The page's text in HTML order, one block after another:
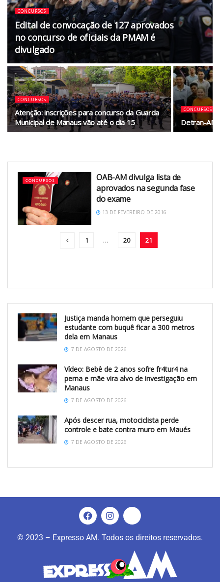
CONCURSOS
Edital de convocação de 127 aprovados
no concurso de oficiais da PMAM é
divulgado
CONCURSOS
Atenção: inscrições para concurso da Guarda
Municipal de Manaus vão até o dia 15
CONCURSOS
Detran-AM
CONCURSOS
OAB-AM divulga lista de
aprovados na segunda fase
do exame
13 DE FEVEREIRO DE 2016
1 … 20 21
Justiça manda homem que perseguiu
estudante com buquê ficar a 300 metros
dela em Manaus
7 DE AGOSTO DE 2026
Vídeo: Bebê de 2 anos sofre fr4tur4 na
perna e mãe vira alvo de investigação em
Manaus
7 DE AGOSTO DE 2026
Após descer rua, motociclista perde
controle e bate contra muro em Maués
7 DE AGOSTO DE 2026
© 2023 – Expresso AM. Todos os direitos reservados.